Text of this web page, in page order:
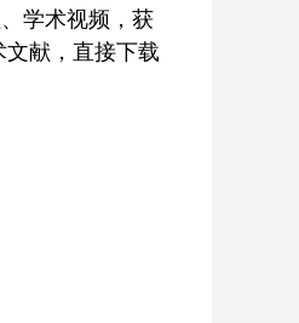
学术视频，获
献，直接下载